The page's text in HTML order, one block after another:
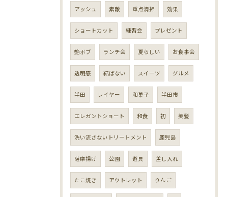
アッシュ 素敵 重点清掃 効果
ショートカット 練習会 プレゼント
艶ボブ ランチ会 夏らしい お食事会
透明感 結ばない スイーツ グルメ
半田 レイヤー 和菓子 半田市
エレガントショート 和食 初 美髪
洗い流さないトリートメント 鹿児島
薩摩揚げ 公園 遊具 差し入れ
たこ焼き アウトレット りんご